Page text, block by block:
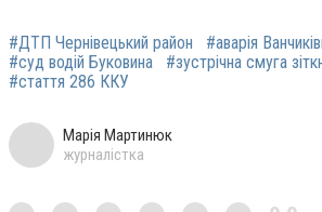
#ДТП Чернівецький район
#аварія
#суд водій Буковина
#зустрічна смуга
#стаття 286 ККУ
Марія Мартинюк
журналістка